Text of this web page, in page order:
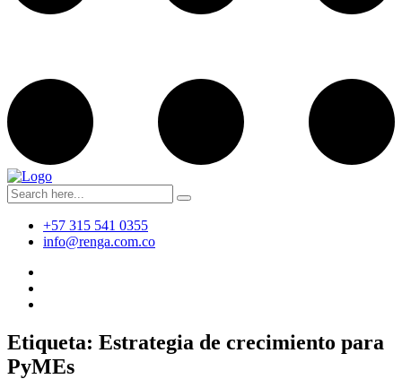
+57 315 541 0355
info@renga.com.co
Etiqueta: Estrategia de crecimiento para
PyMEs